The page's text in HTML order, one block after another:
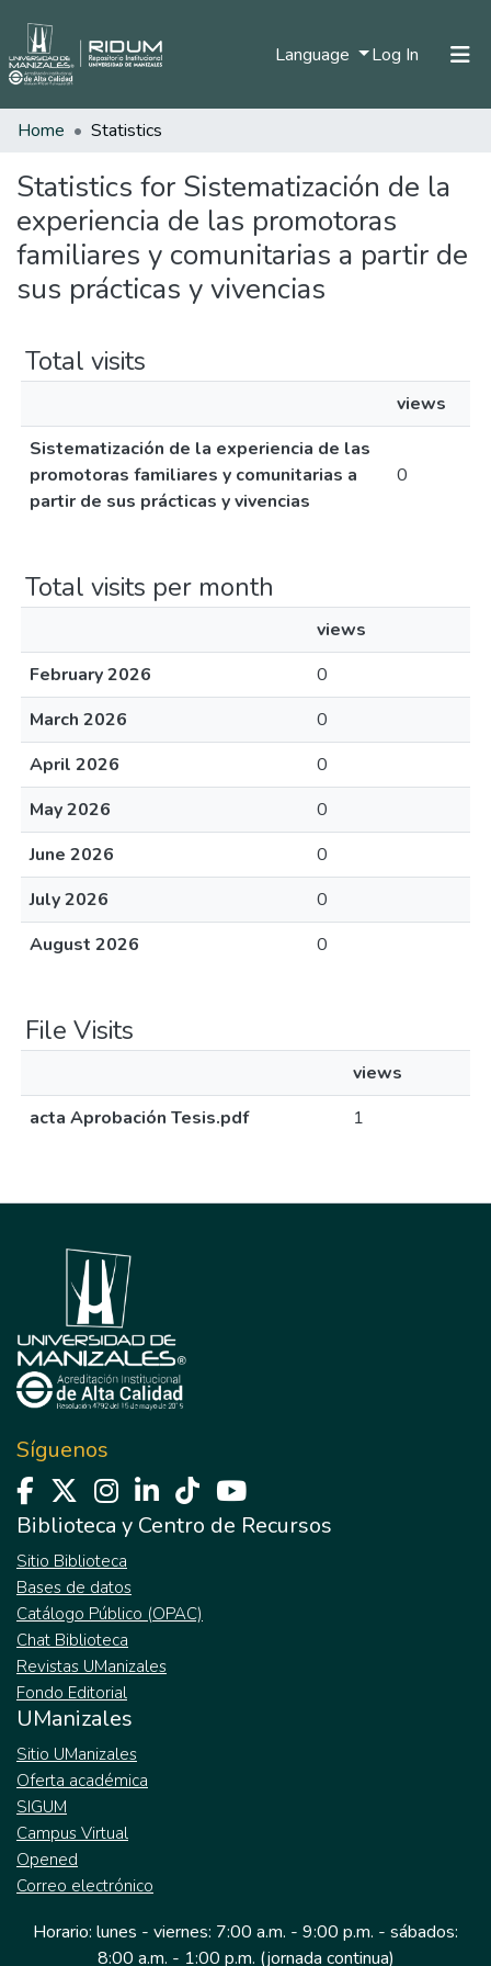
Language Log In (current)
Communities & Collections
All of DSpace
Home Statistics
Statistics for Sistematización de la
experiencia de las promotoras
familiares y comunitarias a partir de
sus prácticas y vivencias
Total visits
views
Sistematización de la experiencia de las
promotoras familiares y comunitarias a
partir de sus prácticas y vivencias
0
Total visits per month
views
February 2026
0
March 2026
0
April 2026
0
May 2026
0
June 2026
0
July 2026
0
August 2026
0
File Visits
views
acta Aprobación Tesis.pdf
1
Síguenos
Biblioteca y Centro de Recursos
Sitio Biblioteca
Bases de datos
Catálogo Público (OPAC)
Chat Biblioteca
Revistas UManizales
Fondo Editorial
UManizales
Sitio UManizales
Oferta académica
SIGUM
Campus Virtual
Opened
Correo electrónico
Horario: lunes - viernes: 7:00 a.m. - 9:00 p.m. - sábados:
8:00 a.m. - 1:00 p.m. (jornada continua)